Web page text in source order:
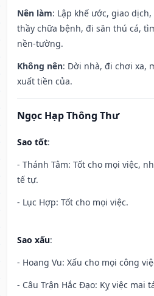
Nên làm: Lập khế ước, giao
thầy chữa bệnh, đi săn thú cá,
nền-tường.
Không nên: Dời nhà, đi chơi xa,
xuất tiền của.
Ngọc Hạp Thông Thư
Sao tốt:
- Thánh Tâm: Tốt cho mọi việc,
tế tự.
- Lục Hợp: Tốt cho mọi việc.
Sao xấu:
- Hoang Vu: Xấu cho mọi công
- Câu Trận Hắc Đạo: Kỵ việc mai